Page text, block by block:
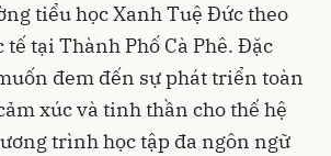
tiểu học Xanh Tuệ Đức theo
tại Thành Phố Cà Phê. Đặc
đem đến sự phát triển toàn
xúc và tinh thần cho thế hệ
trình học tập đa ngôn ngữ